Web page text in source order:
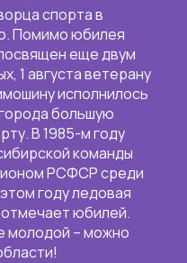
спорта в
Помимо юбилея
еще двум
1 августа ветерану
исполнилось
большую
В 1985-м году
команды
РСФСР среди
году ледовая
юбилей.
молодой – можно